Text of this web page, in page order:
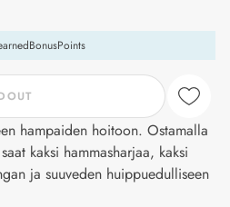
hampaiden hoitoon. Ostamalla
kaksi hammasharjaa, kaksi
ja suuveden huippuedulliseen